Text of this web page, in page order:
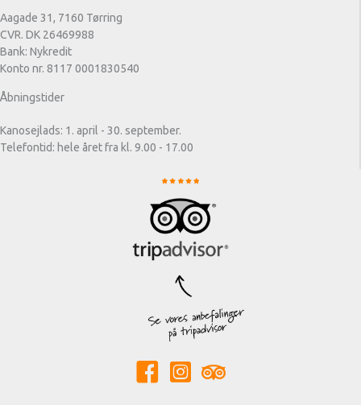
Aagade 31, 7160 Tørring
CVR. DK 26469988
Bank: Nykredit
Konto nr. 8117 0001830540
Åbningstider
Kanosejlads: 1. april - 30. september.
Telefontid: hele året fra kl. 9.00 - 17.00